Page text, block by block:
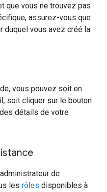
que vous ne trouvez pas
assurez-vous que
duquel vous avez créé la
vous pouvez soit en
soit cliquer sur le bouton
détails de votre
de
les rôles disponibles à